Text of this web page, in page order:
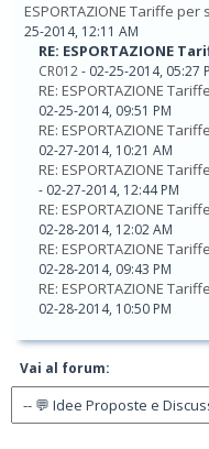
ESPORTAZIONE Tariffe
25-2014, 12:11 AM
RE: ESPORTAZIONE
CR012- 02-25-2014, 05:27
RE: ESPORTAZIONE
02-25-2014, 09:51 PM
RE: ESPORTAZIONE
02-27-2014, 10:21 AM
RE: ESPORTAZIONE
- 02-27-2014, 12:44 PM
RE: ESPORTAZIONE
02-28-2014, 12:02 AM
RE: ESPORTAZIONE
02-28-2014, 09:43 PM
RE: ESPORTAZIONE
02-28-2014, 10:50 PM
Vai al forum: